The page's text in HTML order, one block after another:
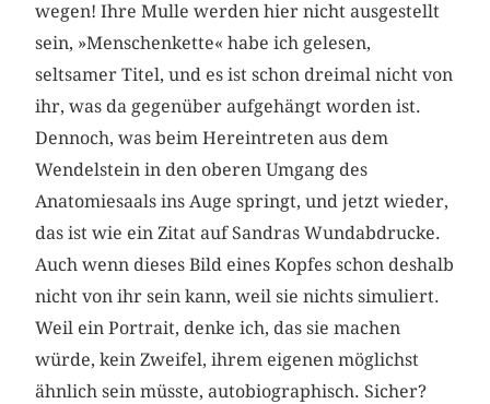
wegen! Ihre Mulle werden hier nicht ausgestellt
sein, »Menschenkette« habe ich gelesen,
seltsamer Titel, und es ist schon dreimal nicht von
ihr, was da gegenüber aufgehängt worden ist.
Dennoch, was beim Hereintreten aus dem
Wendelstein in den oberen Umgang des
Anatomiesaals ins Auge springt, und jetzt wieder,
das ist wie ein Zitat auf Sandras Wundabdrucke.
Auch wenn dieses Bild eines Kopfes schon deshalb
nicht von ihr sein kann, weil sie nichts simuliert.
Weil ein Portrait, denke ich, das sie machen
würde, kein Zweifel, ihrem eigenen möglichst
ähnlich sein müsste, autobiographisch. Sicher?